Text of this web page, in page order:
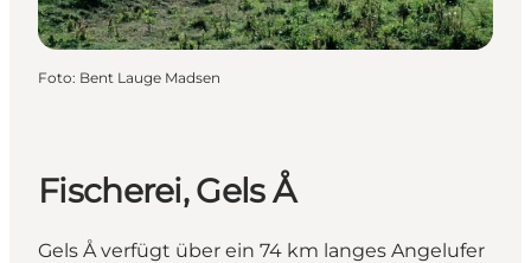
Foto: Bent Lauge Madsen
Fischerei, Gels Å
Gels Å verfügt über ein 74 km langes Angelufer